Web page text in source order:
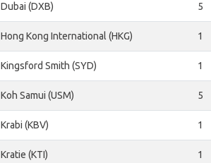
Dubai (DXB) 5
Hong Kong International (HKG) 1
Kingsford Smith (SYD) 1
Koh Samui (USM) 5
Krabi (KBV) 1
Kratie (KTI) 1